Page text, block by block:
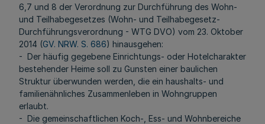
6,7 und 8 der Verordnung zur Durchführung des Wohn-
und Teilhabegesetzes (Wohn- und Teilhabegesetz-
Durchführungsverordnung - WTG DVO) vom 23. Oktober
2014 (GV. NRW. S. 686) hinausgehen:
- Der häufig gegebene Einrichtungs- oder Hotelcharakter
bestehender Heime soll zu Gunsten einer baulichen
Struktur überwunden werden, die ein haushalts- und
familienähnliches Zusammenleben in Wohngruppen
erlaubt.
- Die gemeinschaftlichen Koch-, Ess- und Wohnbereiche